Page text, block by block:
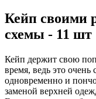
Кейп своими
схемы - 11 шт
Кейп держит свою
время, ведь это
одновременно и
заменой верхней